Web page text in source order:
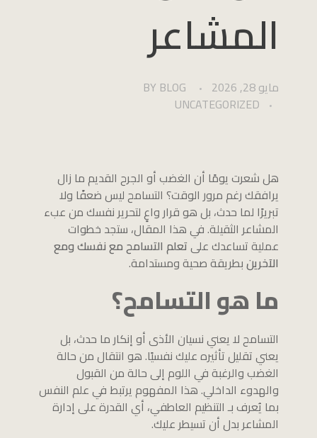
المشاعر
مايو 28, 2026 BY BLOG
UNCATEGORIZED
هل شعرت يومًا أن الغضب أو الجرح القديم ما زال
يرافقك رغم مرور الوقت؟ التسامح ليس ضعفًا ولا
تبريرًا لما حدث، بل هو قرار واعٍ لتحرير نفسك من عبء
المشاعر الثقيلة. في هذا المقال، ستجد خطوات
عملية تساعدك علىتعلم التسامح مع نفسك ومع
الآخرينبطريقة صحية ومستدامة.
ما هو التسامح؟
التسامح لا يعني نسيان الأذى أو إنكار ما حدث، بل
يعني تقليل تأثيره عليك نفسيًا. هو انتقال من حالة
الغضب والرغبة في اللوم إلى حالة من القبول
والهدوء الداخلي. هذا المفهوم يرتبط في علم النفس
بما يُعرف بـ التنظيم العاطفي، أي القدرة على إدارة
المشاعر بدل أن تسيطر عليك.